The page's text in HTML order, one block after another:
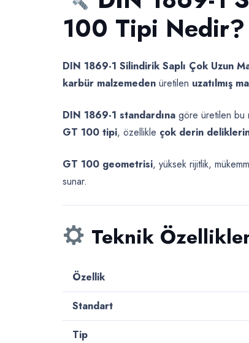
100 Tipi Nedir?
DIN 1869-1 Silindirik Saplı Çok Uzun
karbür malzemeden üretilen uzatılmış
DIN 1869-1 standardına göre üretilen bu
GT 100 tipi, özellikle çok derin
GT 100 geometrisi, yüksek rijitlik,
sunar.
Teknik
Özellik
Standart
Tip